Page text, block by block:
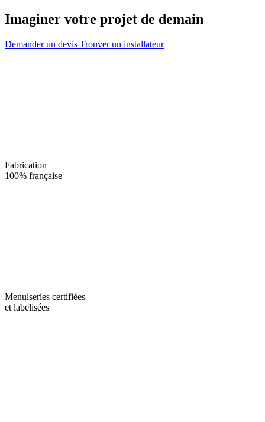
Imaginer votre projet de demain
Demander un devis Trouver un installateur
Fabrication
100% française
Menuiseries certifiées
et labelisées